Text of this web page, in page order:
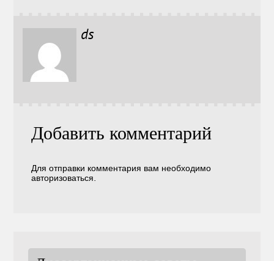
ds
Добавить комментарий
Для отправки комментария вам необходимо
авторизоваться